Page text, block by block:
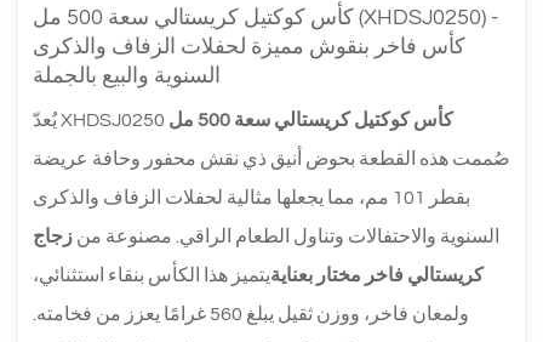
كأس كوكتيل كريستالي سعة 500 مل (XHDSJ0250) -
كأس فاخر بنقوش مميزة لحفلات الزفاف والذكرى
السنوية والبيع بالجملة
يُعدّ XHDSJ0250
كأس كوكتيل كريستالي سعة 500 مل
صُممت هذه القطعة بحوض أنيق ذي نقش محفور وحافة عريضة
بقطر 101 مم، مما يجعلها مثالية لحفلات الزفاف والذكرى
السنوية والاحتفالات وتناول الطعام الراقي. مصنوعة من زجاج
كريستالي فاخر مختار بعنايةيتميز هذا الكأس بنقاء استثنائي،
ولمعان فاخر، ووزن ثقيل يبلغ 560 غرامًا يعزز من فخامته.